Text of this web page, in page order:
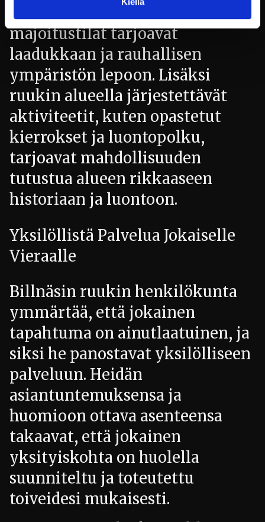
raaka-aineista, ja hotellin
majoitustilat tarjoavat
laadukkaan ja rauhallisen
ympäristön lepoon. Lisäksi
ruukin alueella järjestettävät
aktiviteetit, kuten opastetut
kierrokset ja luontopolku,
tarjoavat mahdollisuuden
tutustua alueen rikkaaseen
historiaan ja luontoon.
Yksilöllistä Palvelua Jokaiselle
Vieraalle
Billnäsin ruukin henkilökunta
ymmärtää, että jokainen
tapahtuma on ainutlaatuinen, ja
siksi he panostavat yksilölliseen
palveluun. Heidän
asiantuntemuksensa ja
huomioon ottava asenteensa
takaavat, että jokainen
yksityiskohta on huolella
suunniteltu ja toteutettu
toiveidesi mukaisesti.